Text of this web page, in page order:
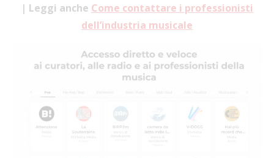
| Leggi anche Come contattare i professionisti
dell’industria musicale